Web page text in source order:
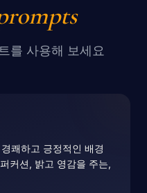
를 사용해 보세요
쾌하고 긍정적인 배경
커션, 밝고 영감을 주는,